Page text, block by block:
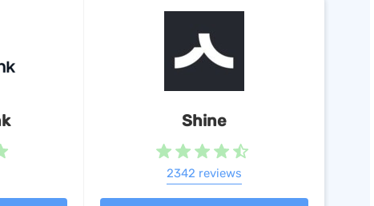
Debiteurenbeheer, Facturatie (+1)
& Software Gemak
Shine
2342 reviews